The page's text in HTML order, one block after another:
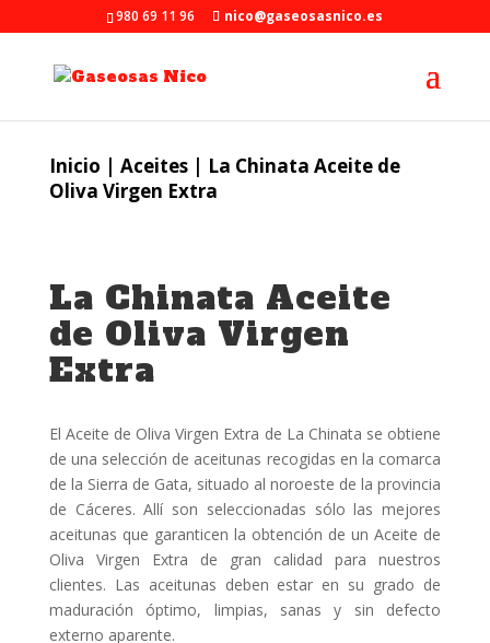
980 69 11 96 nico@gaseosasnico.es
Inicio | Aceites| La Chinata Aceite de
Oliva Virgen Extra
La Chinata Aceite
de Oliva Virgen
Extra
El Aceite de Oliva Virgen Extra de La Chinata se obtiene
de una selección de aceitunas recogidas en la comarca
de la Sierra de Gata, situado al noroeste de la provincia
de Cáceres. Allí son seleccionadas sólo las mejores
aceitunas que garanticen la obtención de un Aceite de
Oliva Virgen Extra de gran calidad para nuestros
clientes. Las aceitunas deben estar en su grado de
maduración óptimo, limpias, sanas y sin defecto
externo aparente.